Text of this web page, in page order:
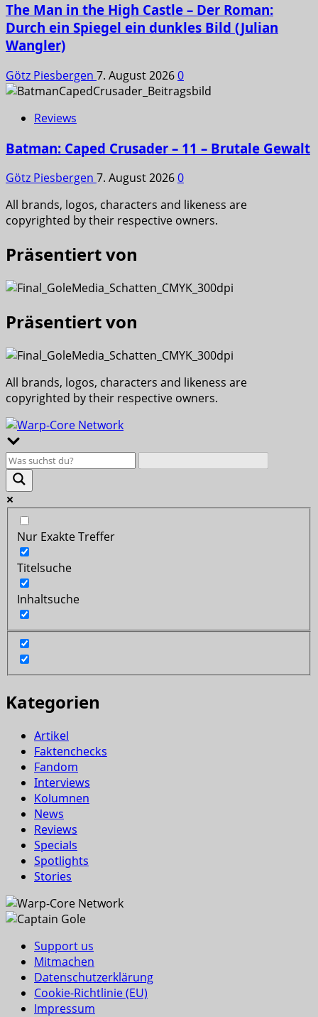
The Man in the High Castle – Der Roman:
Durch ein Spiegel ein dunkles Bild (Julian
Wangler)
Götz Piesbergen 7. August 20260
Reviews
Batman: Caped Crusader – 11 – Brutale Gewalt
Götz Piesbergen 7. August 20260
All brands, logos, characters and likeness are
copyrighted by their respective owners.
Präsentiert von
Präsentiert von
All brands, logos, characters and likeness are
copyrighted by their respective owners.
Nur Exakte Treffer
Titelsuche
Inhaltsuche
Kategorien
Artikel
Faktenchecks
Fandom
Interviews
Kolumnen
News
Reviews
Specials
Spotlights
Stories
Support us
Mitmachen
Datenschutzerklärung
Cookie-Richtlinie (EU)
Impressum